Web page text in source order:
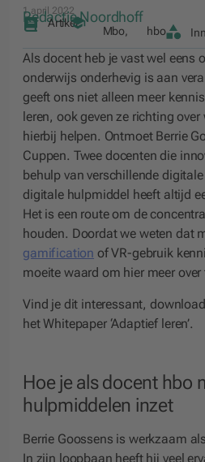
1 april 2022
Redactie Noordhoff
Artikel
Mbo, hbo
Als docent heb je vast wel eens
onderwijs onderhevig is aan
geeft ons niet alleen meer
leren, ook geven ze richting
hierbij helpen. Ontmoet Berrie
Cuppen. Twee docenten die
behulp van verschillende
digitale hulpmiddel heeft altijd
Het is een route om de
houden. Doordat we weten dat
gamification of VR-gebruik
moeite waard om hier meer
Vind je dit interessant,
hetWhitepaper ‘Adaptief leren’.
Hoe je als docent hbo
hulpmiddelen inzet
Berrie Goossens is werkzaam
In zijn loopbaan heeft hij veel